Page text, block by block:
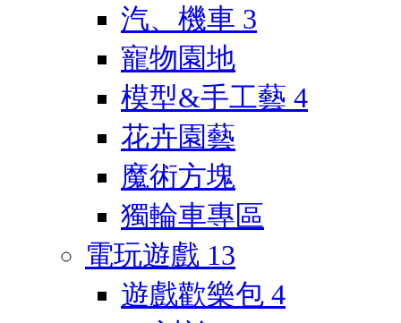
汽、機車 3
寵物園地
模型&手工藝 4
花卉園藝
魔術方塊
獨輪車專區
電玩遊戲 13
遊戲歡樂包 4